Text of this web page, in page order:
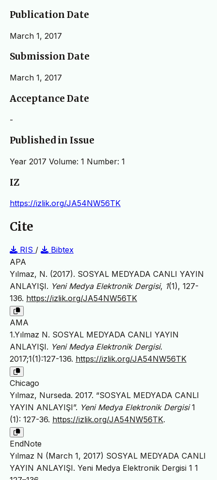
Publication Date
March 1, 2017
Submission Date
March 1, 2017
Acceptance Date
-
Published in Issue
Year 2017 Volume: 1 Number: 1
IZ
https://izlik.org/JA54NW56TK
Cite
RIS /
Bibtex
APA
Yılmaz, N. (2017). SOSYAL MEDYADA CANLI YAYIN
ANLAYIŞI. Yeni Medya Elektronik Dergisi, 1(1), 127-
136. https://izlik.org/JA54NW56TK
AMA
1.Yılmaz N. SOSYAL MEDYADA CANLI YAYIN
ANLAYIŞI. Yeni Medya Elektronik Dergisi.
2017;1(1):127-136. https://izlik.org/JA54NW56TK
Chicago
Yılmaz, Nurseda. 2017. “SOSYAL MEDYADA CANLI
YAYIN ANLAYIŞI”. Yeni Medya Elektronik Dergisi1
(1): 127-36. https://izlik.org/JA54NW56TK.
EndNote
Yılmaz N (March 1, 2017) SOSYAL MEDYADA CANLI
YAYIN ANLAYIŞI. Yeni Medya Elektronik Dergisi 1 1